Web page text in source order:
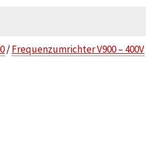
/Frequenzumrichter V900 – 400V